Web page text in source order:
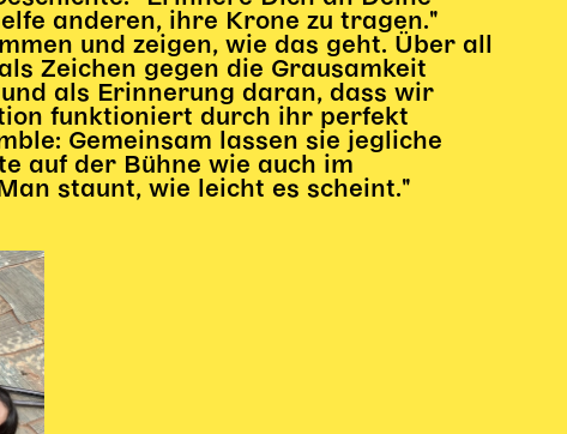
anderen, ihre Krone zu tragen."
und zeigen, wie das geht. Über all
Zeichen gegen die Grausamkeit
als Erinnerung daran, dass wir
funktioniert durch ihr perfekt
Gemeinsam lassen sie jegliche
auf der Bühne wie auch im
staunt, wie leicht es scheint."